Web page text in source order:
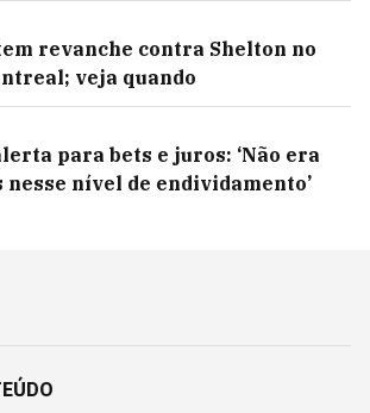
revanche contra Shelton no
veja quando
para bets e juros: ‘Não era
nível de endividamento’